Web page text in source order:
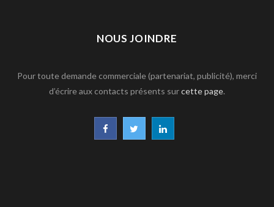
NOUS JOINDRE
Pour toute demande commerciale (partenariat, publicité), merci
d’écrire aux contacts présents surcette page.
F L